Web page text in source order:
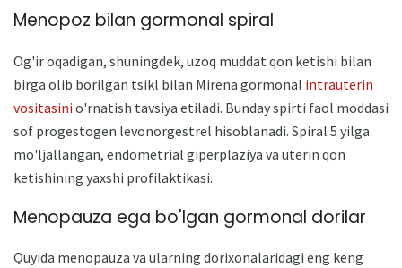
Menopoz bilan gormonal spiral
Og'ir oqadigan, shuningdek, uzoq muddat qon ketishi bilan
birga olib borilgan tsikl bilan Mirena gormonal intrauterin
vositasini o'rnatish tavsiya etiladi. Bunday spirti faol moddasi
sof progestogen levonorgestrel hisoblanadi. Spiral 5 yilga
mo'ljallangan, endometrial giperplaziya va uterin qon
ketishining yaxshi profilaktikasi.
Menopauza ega bo'lgan gormonal dorilar
Quyida menopauza va ularning dorixonalaridagi eng keng